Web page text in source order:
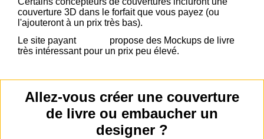
couverture 3D dans le forfait que vous payez (ou
l'ajouteront à un prix très bas).
Le site payant
propose des Mockups de livre
très intéressant pour un prix peu élevé.
Allez-vous créer une couverture
de livre ou embaucher un
designer ?